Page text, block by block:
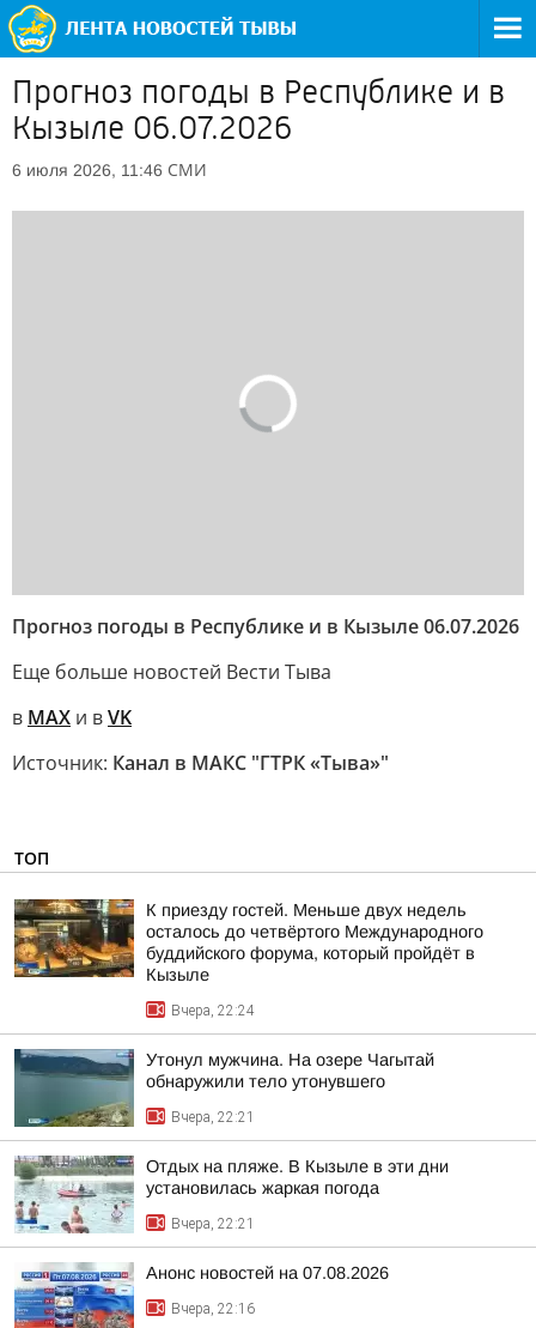
Прогноз погоды в Республике и в
Кызыле 06.07.2026
6 июля 2026, 11:46 СМИ
Прогноз погоды в Республике и в Кызыле 06.07.2026
Еще больше новостей Вести Тыва
в MAX и вVK
Источник: Канал в МАКС "ГТРК «Тыва»"
ТОП
К приезду гостей. Меньше двух недель
осталось до четвёртого Международного
буддийского форума, который пройдёт в
Кызыле
Вчера, 22:24
Утонул мужчина. На озере Чагытай
обнаружили тело утонувшего
Вчера, 22:21
Отдых на пляже. В Кызыле в эти дни
установилась жаркая погода
Вчера, 22:21
Анонс новостей на 07.08.2026
Вчера, 22:16